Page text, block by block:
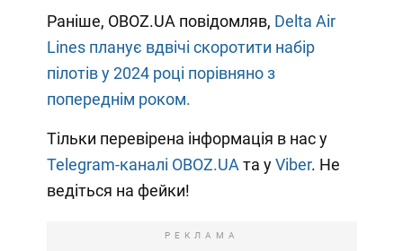
Раніше, OBOZ.UA повідомляв, Delta Air
Lines планує вдвічі скоротити набір
пілотів у 2024 році порівняно з
попереднім роком.
Тільки перевірена інформація в нас у
Telegram-каналі OBOZ.UA та уViber. Не
ведіться на фейки!
РЕКЛАМА